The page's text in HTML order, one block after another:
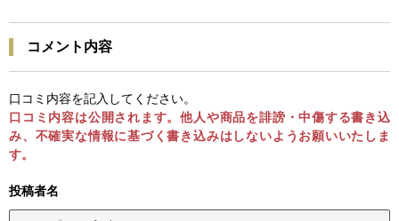
コメント内容
口コミ内容を記入してください。
口コミ内容は公開されます。他人や商品を誹謗・中傷する書き込
み、不確実な情報に基づく書き込みはしないようお願いいたしま
す。
投稿者名